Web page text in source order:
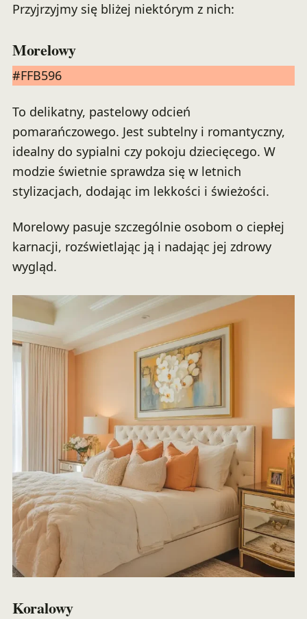
Przyjrzyjmy się bliżej niektórym z nich:
Morelowy
#FFB596
To delikatny, pastelowy odcień
pomarańczowego. Jest subtelny i romantyczny,
idealny do sypialni czy pokoju dziecięcego. W
modzie świetnie sprawdza się w letnich
stylizacjach, dodając im lekkości i świeżości.
Morelowy pasuje szczególnie osobom o ciepłej
karnacji, rozświetlając ją i nadając jej zdrowy
wygląd.
Koralowy